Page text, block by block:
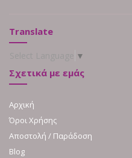
Translate
▼
Σχετικά με εμάς
Αρχική
Όροι Χρήσης
Αποστολή / Παράδοση
Blog